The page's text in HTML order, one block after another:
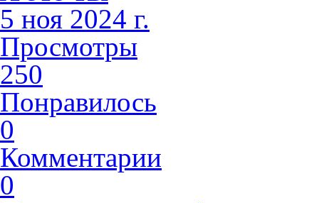
5 ноя 2024 г.
Просмотры
250
Понравилось
0
Комментарии
0